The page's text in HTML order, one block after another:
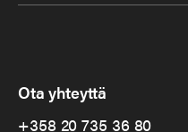
Ota yhteyttä
+358 20 735 36 80